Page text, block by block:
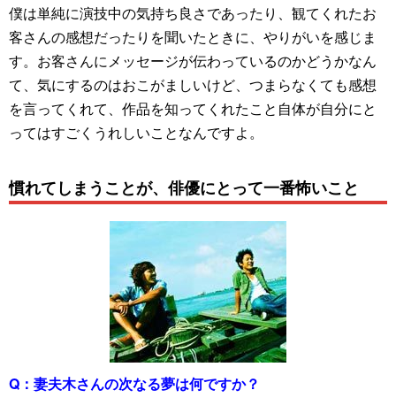
僕は単純に演技中の気持ち良さであったり、観てくれたお
客さんの感想だったりを聞いたときに、やりがいを感じま
す。お客さんにメッセージが伝わっているのかどうかなん
て、気にするのはおこがましいけど、つまらなくても感想
を言ってくれて、作品を知ってくれたこと自体が自分にと
ってはすごくうれしいことなんですよ。
慣れてしまうことが、俳優にとって一番怖いこと
Q： 妻夫木さんの次なる夢は何ですか？